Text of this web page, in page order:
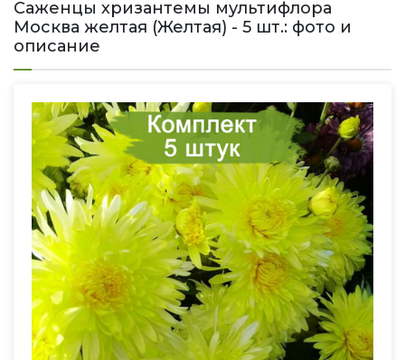
Саженцы хризантемы мультифлора
Москва желтая (Желтая) - 5 шт.: фото и
описание